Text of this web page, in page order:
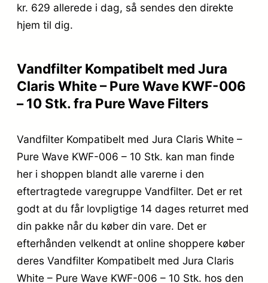
kr. 629 allerede i dag, så sendes den direkte
hjem til dig.
Vandfilter Kompatibelt med Jura
Claris White – Pure Wave KWF-006
– 10 Stk. fra Pure Wave Filters
Vandfilter Kompatibelt med Jura Claris White –
Pure Wave KWF-006 – 10 Stk. kan man finde
her i shoppen blandt alle varerne i den
eftertragtede varegruppe Vandfilter. Det er ret
godt at du får lovpligtige 14 dages returret med
din pakke når du køber din vare. Det er
efterhånden velkendt at online shoppere køber
deres Vandfilter Kompatibelt med Jura Claris
White – Pure Wave KWF-006 – 10 Stk. hos den